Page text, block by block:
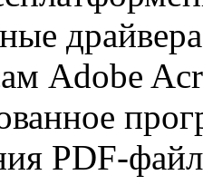
Adobe
PDF-